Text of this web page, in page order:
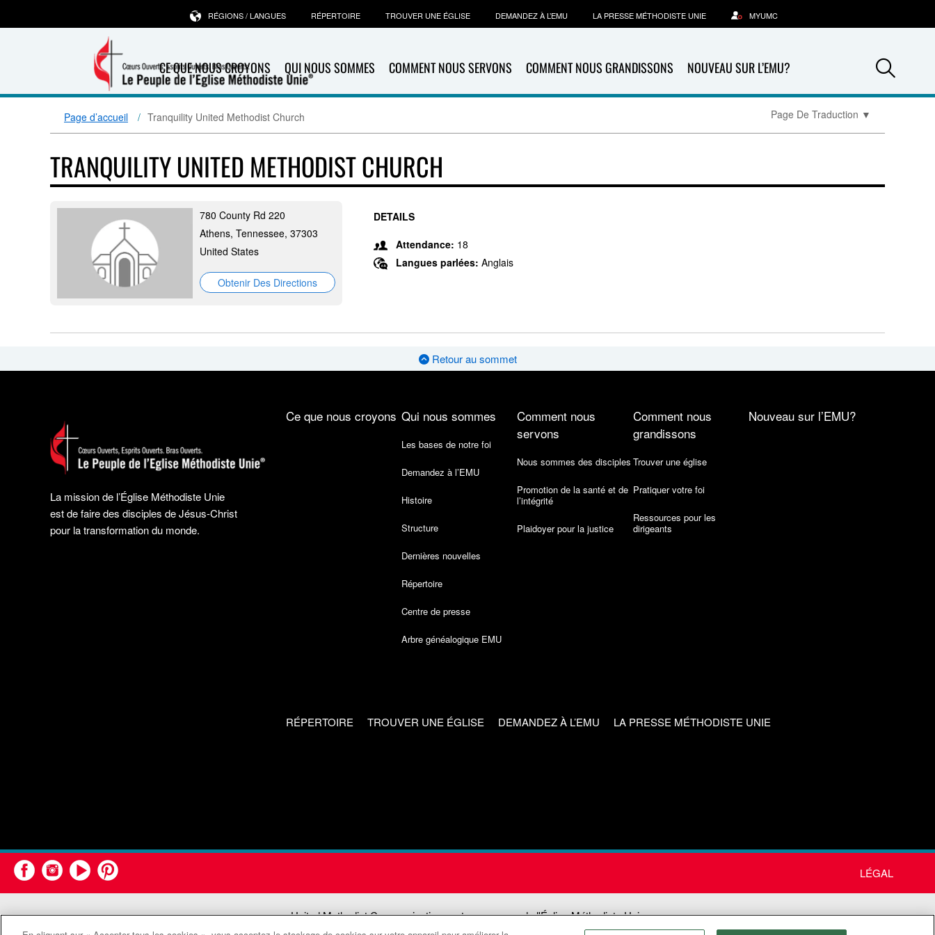
CE QUE NOUS CROYONS QUI NOUS SOMMES COMMENT NOUS SERVONS COMMENT NOUS GRANDISSONS NOUVEAU SUR L’EMU?
RÉGIONS / LANGUES RÉPERTOIRE TROUVER UNE ÉGLISE DEMANDEZ À L’EMU LA PRESSE MÉTHODISTE UNIE MYUMC
Page d’accueil Tranquility United Methodist Church Page De Traduction ▼
TRANQUILITY UNITED METHODIST CHURCH
780 County Rd 220
Athens, Tennessee, 37303
United States
Obtenir Des Directions
DETAILS
Attendance: 18
Langues parlées: Anglais
Retour au sommet
La mission de l’Église Méthodiste Unie
est de faire des disciples de Jésus-Christ
pour la transformation du monde.
Ce que nous croyons Qui nous sommes
Les bases de notre foi
Demandez à l’EMU
Histoire
Structure
Dernières nouvelles
Répertoire
Centre de presse
Arbre généalogique EMU
Comment nous
servons
Nous sommes des disciples
Promotion de la santé et de
l’intégrité
Plaidoyer pour la justice
Comment nous
grandissons
Trouver une église
Pratiquer votre foi
Ressources pour les
dirigeants
Nouveau sur l’EMU?
RÉPERTOIRE TROUVER UNE ÉGLISE DEMANDEZ À L’EMU LA PRESSE MÉTHODISTE UNIE
LÉGAL
United Methodist Communications est une agence de l'Église Méthodiste Unie